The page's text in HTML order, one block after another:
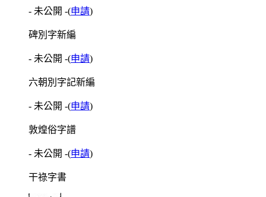
- 未公開 -(申請)
碑別字新編
- 未公開 -(申請)
六朝別字記新編
- 未公開 -(申請)
敦煌俗字譜
- 未公開 -(申請)
干祿字書